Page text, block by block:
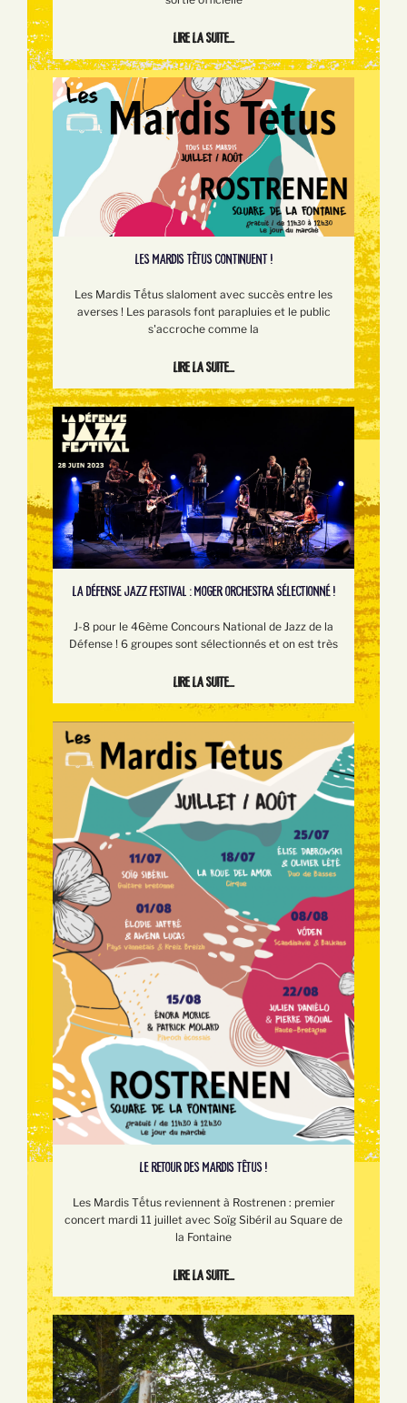
Lire la suite...
LES MARDIS TÊTUS CONTINUENT !
Les Mardis Tếtus slaloment avec succès entre les
averses ! Les parasols font parapluies et le public
s'accroche comme la
Lire la suite...
LA DÉFENSE JAZZ FESTIVAL : MOGER ORCHESTRA SÉLECTIONNÉ !
J-8 pour le 46ème Concours National de Jazz de la
Défense ! 6 groupes sont sélectionnés et on est très
Lire la suite...
LE RETOUR DES MARDIS TÊTUS !
Les Mardis Tếtus reviennent à Rostrenen : premier
concert mardi 11 juillet avec Soïg Sibéril au Square de
la Fontaine
Lire la suite...